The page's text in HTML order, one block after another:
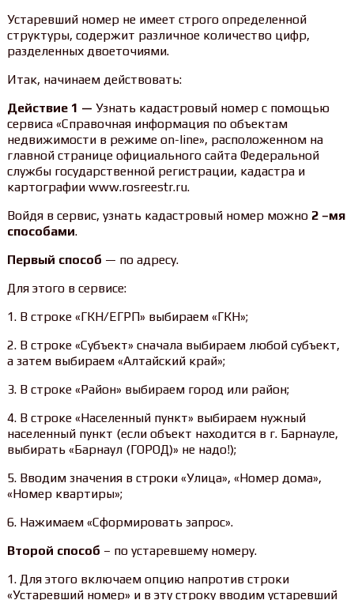
Устаревший номер не имеет строго определенной
структуры, содержит различное количество цифр,
разделенных двоеточиями.
Итак, начинаем действовать:
Действие 1 — Узнать кадастровый номер с помощью
сервиса «Справочная информация по объектам
недвижимости в режиме on-line», расположенном на
главной странице официального сайта Федеральной
службы государственной регистрации, кадастра и
картографии www.rosreestr.ru.
Войдя в сервис, узнать кадастровый номер можно 2 –мя
способами.
Первый способ — по адресу.
Для этого в сервисе:
1. В строке «ГКН/ЕГРП» выбираем «ГКН»;
2. В строке «Субъект» сначала выбираем любой субъект,
а затем выбираем «Алтайский край»;
3. В строке «Район» выбираем город или район;
4. В строке «Населенный пункт» выбираем нужный
населенный пункт (если объект находится в г. Барнауле,
выбирать «Барнаул (ГОРОД)» не надо!);
5. Вводим значения в строки «Улица», «Номер дома»,
«Номер квартиры»;
6. Нажимаем «Сформировать запрос».
Второй способ – по устаревшему номеру.
1. Для этого включаем опцию напротив строки
«Устаревший номер» и в эту строку вводим устаревший